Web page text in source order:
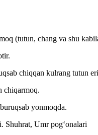
(tutun, chang va shu
chiqqan kulrang tutun
chiqarmoq.
yonmoqda.
Shuhrat, Umr pogʻonalari